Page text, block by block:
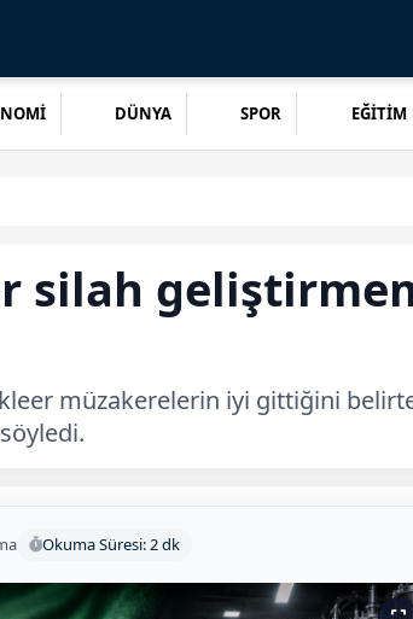
DÜNYA SPOR EĞİTİM
silah
müzakerelerin iyi gittiğini
Okuma Süresi: 2 dk